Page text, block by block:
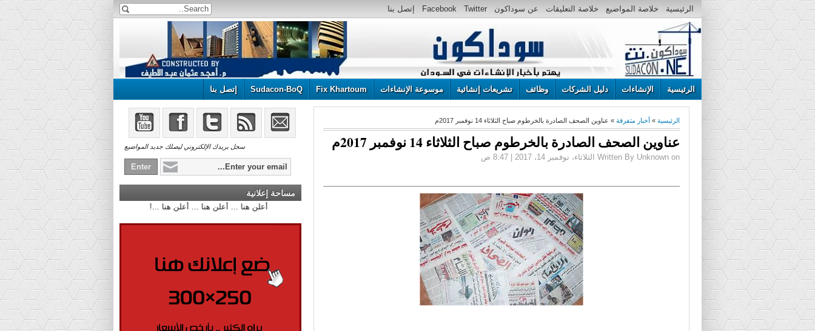
الرئيسية خلاصة المواضيع خلاصة التعليقات عن سوداكون Twitter
Facebook إتصل بنا
الرئيسية الإنشاءات دليل الشركات وظائف تشريعات إنشائية موسوعة الإنشاءات Fix Khartoum
Sudacon-BoQ إتصل بنا
الرئيسية » أخبار متفرقة » عناوين الصحف الصادرة بالخرطوم صباح الثلاثاء 14 نوفمبر 2017م
عناوين الصحف الصادرة بالخرطوم صباح الثلاثاء 14 نوفمبر 2017م
Written By Unknown on الثلاثاء، نوفمبر 14، 2017 | 8:47 ص
سجل بريدك الإلكتروني ليصلك جديد المواضيع
مساحة إعلانية
أعلن هنا ... أعلن هنا ... أعلن هنا ...!